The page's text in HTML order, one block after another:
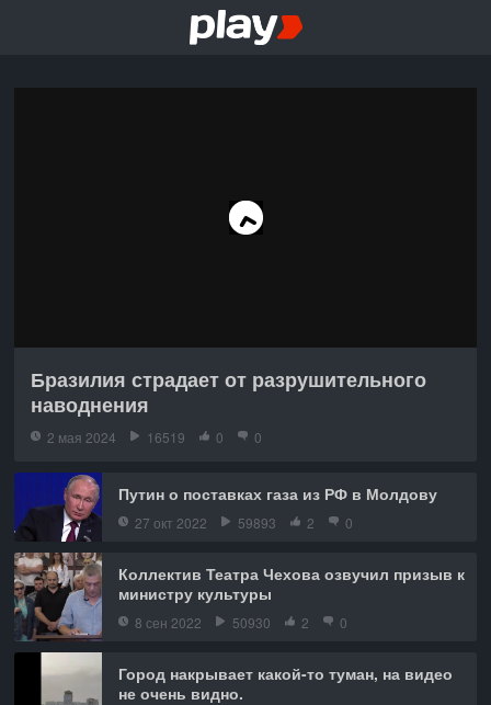
Бразилия страдает от разрушительного
наводнения
2 мая 2024 16519 0 0
Путин о поставках газа из РФ в Молдову
27 окт 2022 59893 2 0
Коллектив Театра Чехова озвучил призыв к
министру культуры
8 сен 2022 50930 2 0
Город накрывает какой-то туман, на видео
не очень видно.